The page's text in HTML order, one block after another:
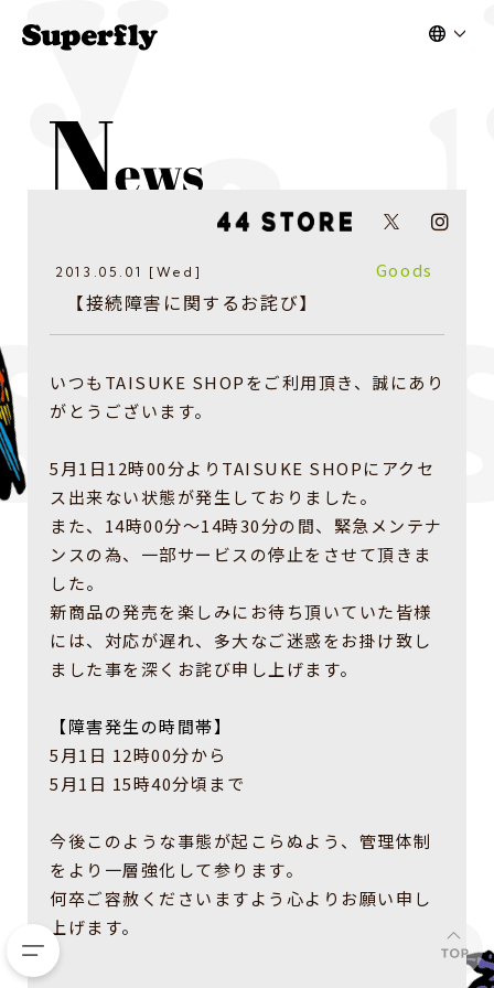
2013.05.01 [Wed] Goods
【接続障害に関するお詫び】
いつもTAISUKE SHOPをご利用頂き、誠にあり
がとうございます。
5月1日12時00分よりTAISUKE SHOPにアクセ
ス出来ない状態が発生しておりました。
また、14時00分～14時30分の間、緊急メンテナ
ンスの為、一部サービスの停止をさせて頂きま
した。
新商品の発売を楽しみにお待ち頂いていた皆様
には、対応が遅れ、多大なご迷惑をお掛け致し
ました事を深くお詫び申し上げます。
【障害発生の時間帯】
5月1日 12時00分から
5月1日 15時40分頃まで
今後このような事態が起こらぬよう、管理体制
をより一層強化して参ります。
何卒ご容赦くださいますよう心よりお願い申し
上げます。